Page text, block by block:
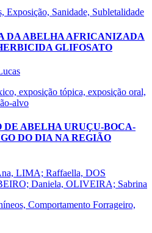
Exposição, Sanidade, Subletalidade
DA ABELHA AFRICANIZADA
GLIFOSATO
exposição tópica, exposição oral,
alvo
DE ABELHA URUÇU-BOCA-
DO DIA NA REGIÃO
LIMA; Raffaella, DOS
Daniela, OLIVEIRA; Sabrina
Comportamento Forrageiro,